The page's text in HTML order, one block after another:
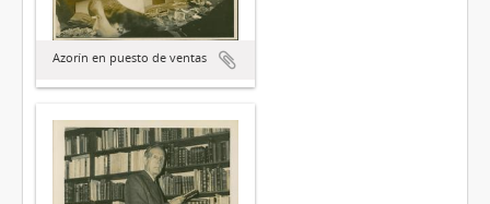
Azorín en puesto de ventas